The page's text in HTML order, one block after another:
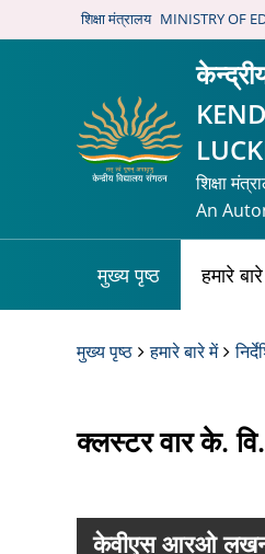
शिक्षा मंत्रालय MINISTRY OF
शिक्षा
An
मुख्य पृष्ठ हमारे
मुख्य पृष्ठ हमारे बारे में
क्लस्टर वार के. वि.
केवीएस आरओ